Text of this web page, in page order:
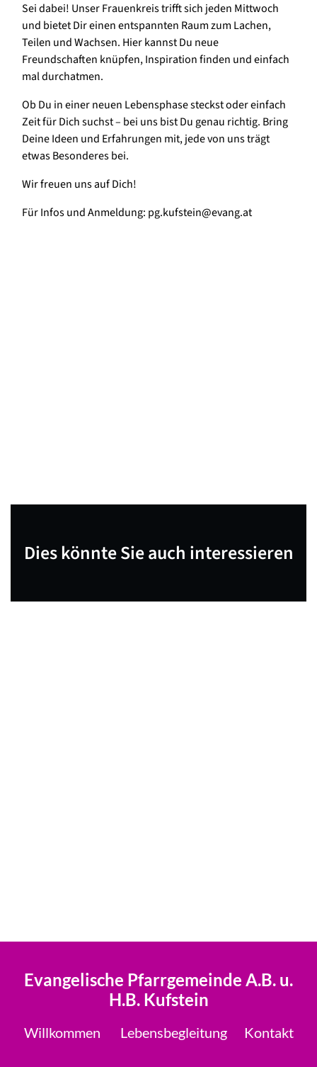
Sei dabei! Unser Frauenkreis trifft sich jeden Mittwoch
und bietet Dir einen entspannten Raum zum Lachen,
Teilen und Wachsen. Hier kannst Du neue
Freundschaften knüpfen, Inspiration finden und einfach
mal durchatmen.
Ob Du in einer neuen Lebensphase steckst oder einfach
Zeit für Dich suchst – bei uns bist Du genau richtig. Bring
Deine Ideen und Erfahrungen mit, jede von uns trägt
etwas Besonderes bei.
Wir freuen uns auf Dich!
Für Infos und Anmeldung: pg.kufstein@evang.at
Dies könnte Sie auch interessieren
Evangelische Pfarrgemeinde A.B. u.
H.B. Kufstein
Willkommen Lebensbegleitung Kontakt